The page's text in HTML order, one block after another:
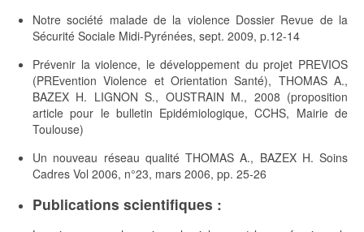
Notre société malade de la violence Dossier Revue de la
Sécurité Sociale Midi-Pyrénées, sept. 2009, p.12-14
Prévenir la violence, le développement du projet PREVIOS
(PREvention Violence et Orientation Santé), THOMAS A.,
BAZEX H. LIGNON S., OUSTRAIN M., 2008 (proposition
article pour le bulletin Epidémiologique, CCHS, Mairie de
Toulouse)
Un nouveau réseau qualité THOMAS A., BAZEX H. Soins
Cadres Vol 2006, n°23, mars 2006, pp. 25-26
Publications scientifiques :